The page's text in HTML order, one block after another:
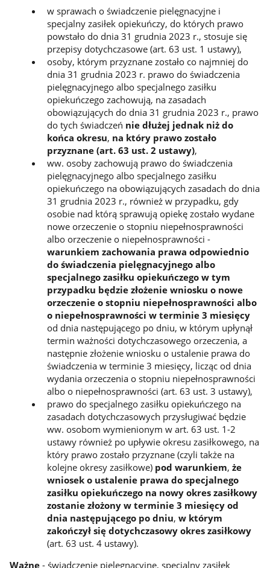
w sprawach o świadczenie pielęgnacyjne i
specjalny zasiłek opiekuńczy, do których prawo
powstało do dnia 31 grudnia 2023 r., stosuje się
przepisy dotychczasowe (art. 63 ust. 1 ustawy),
osoby, którym przyznane zostało co najmniej do
dnia 31 grudnia 2023 r. prawo do świadczenia
pielęgnacyjnego albo specjalnego zasiłku
opiekuńczego zachowują, na zasadach
obowiązujących do dnia 31 grudnia 2023 r., prawo
do tych świadczeń nie dłużej jednak niż do
końca okresu, na który prawo zostało
przyznane (art. 63 ust. 2 ustawy),
ww. osoby zachowują prawo do świadczenia
pielęgnacyjnego albo specjalnego zasiłku
opiekuńczego na obowiązujących zasadach do dnia
31 grudnia 2023 r., również w przypadku, gdy
osobie nad którą sprawują opiekę zostało wydane
nowe orzeczenie o stopniu niepełnosprawności
albo orzeczenie o niepełnosprawności -
warunkiem zachowania prawa odpowiednio
do świadczenia pielęgnacyjnego albo
specjalnego zasiłku opiekuńczego w tym
przypadku będzie złożenie wniosku o nowe
orzeczenie o stopniu niepełnosprawności albo
o niepełnosprawności w terminie 3 miesięcy
od dnia następującego po dniu, w którym upłynął
termin ważności dotychczasowego orzeczenia, a
następnie złożenie wniosku o ustalenie prawa do
świadczenia w terminie 3 miesięcy, licząc od dnia
wydania orzeczenia o stopniu niepełnosprawności
albo o niepełnosprawności (art. 63 ust. 3 ustawy),
prawo do specjalnego zasiłku opiekuńczego na
zasadach dotychczasowych przysługiwać będzie
ww. osobom wymienionym w art. 63 ust. 1-2
ustawy również po upływie okresu zasiłkowego, na
który prawo zostało przyznane (czyli także na
kolejne okresy zasiłkowe) pod warunkiem, że
wniosek o ustalenie prawa do specjalnego
zasiłku opiekuńczego na nowy okres zasiłkowy
zostanie złożony w terminie 3 miesięcy od
dnia następującego po dniu, w którym
zakończył się dotychczasowy okres zasiłkowy
(art. 63 ust. 4 ustawy).
Ważne - świadczenie pielęgnacyjne, specjalny zasiłek